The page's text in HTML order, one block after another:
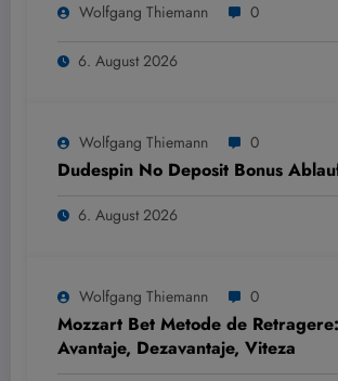
Wolfgang Thiemann 0
6. August 2026
Wolfgang Thiemann 0
Dudespin No Deposit Bonus
6. August 2026
Wolfgang Thiemann 0
Mozzart Bet Metode de Retragere:
Avantaje, Dezavantaje, Viteza